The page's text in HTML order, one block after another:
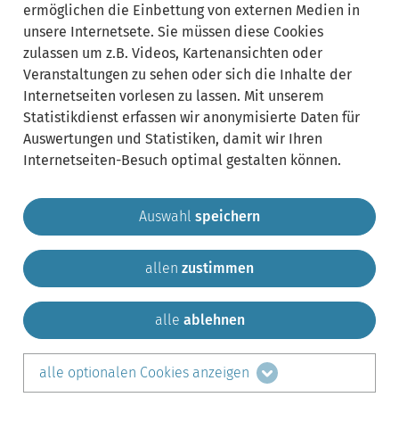
Gemeinde Krailling Impressum
Sitemap
Kontakt
teilen auf:
LinkedIn
ermöglichen die Einbettung von externen Medien in
unsere Internetsete. Sie müssen diese Cookies
zulassen um z.B. Videos, Kartenansichten oder
Veranstaltungen zu sehen oder sich die Inhalte der
Internetseiten vorlesen zu lassen. Mit unserem
Statistikdienst erfassen wir anonymisierte Daten für
Auswertungen und Statistiken, damit wir Ihren
Internetseiten-Besuch optimal gestalten können.
Auswahl speichern
allen zustimmen
alle ablehnen
alle optionalen Cookies anzeigen